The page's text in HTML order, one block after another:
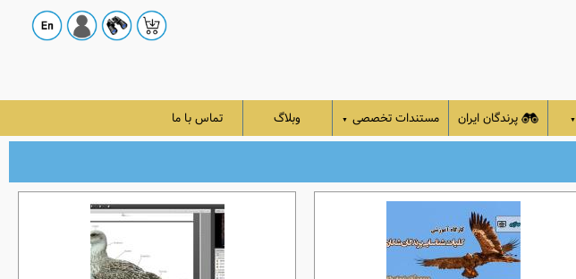
▼ پرندگان ایران مستندات تخصصی ▼ وبلاگ تماس با ما